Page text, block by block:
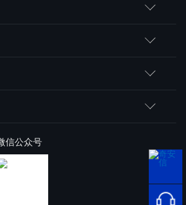
95015
网络安
信公众号